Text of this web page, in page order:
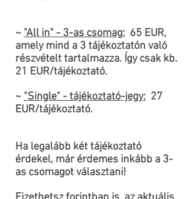
~ "All in" - 3-as csomag: 65 EUR,
amely mind a 3 tájékoztatón való
részvételt tartalmazza. Így csak kb.
21 EUR/tájékoztató.
~ "Single" - tájékoztató-jegy: 27
EUR/tájékoztató.
Ha legalább két tájékoztató
érdekel, már érdemes inkább a 3-
as csomagot választani!